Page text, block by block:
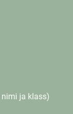
ja klass)